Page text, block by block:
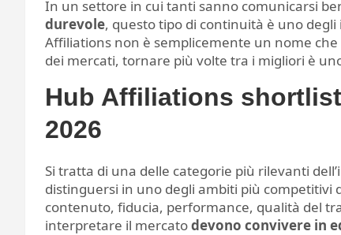
In un settore in cui tanti sanno comunicarsi
durevole, questo tipo di continuità è uno
Affiliations non è semplicemente un nome
dei mercati, tornare più volte tra i migliori è
Hub Affiliations
2026
Si tratta di una delle categorie più rilevanti
distinguersi in uno degli ambiti più competitivi
contenuto, fiducia, performance, qualità del
interpretare il mercatodevono convivere in